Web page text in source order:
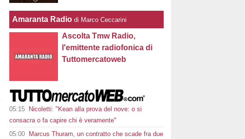
Amaranta Radio di Marco Ceccarini
Ascolta Tmw Radio,
l'emittente radiofonica di
Tuttomercatoweb
05:15
Nicoletti: "Kean alla prova del nove: o si
consacra o fa capire chi è veramente"
05:00
Marcus Thuram, un contratto che scade fra due